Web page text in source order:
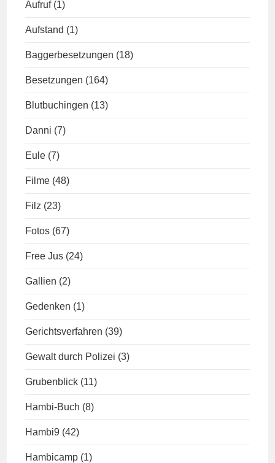
Aufruf (1)
Aufstand (1)
Baggerbesetzungen (18)
Besetzungen (164)
Blutbuchingen (13)
Danni (7)
Eule (7)
Filme (48)
Filz (23)
Fotos (67)
Free Jus (24)
Gallien (2)
Gedenken (1)
Gerichtsverfahren (39)
Gewalt durch Polizei (3)
Grubenblick (11)
Hambi-Buch (8)
Hambi9 (42)
Hambicamp (1)